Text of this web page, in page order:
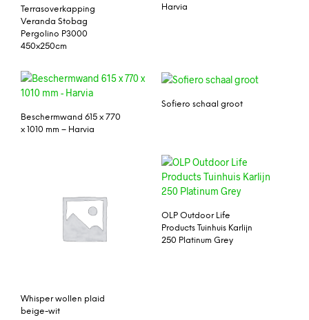
Terrasoverkapping
Veranda Stobag
Pergolino P3000
450x250cm
Harvia
Beschermwand 615 x 770
x 1010 mm – Harvia
Sofiero schaal groot
Whisper wollen plaid
beige-wit
OLP Outdoor Life
Products Tuinhuis Karlijn
250 Platinum Grey